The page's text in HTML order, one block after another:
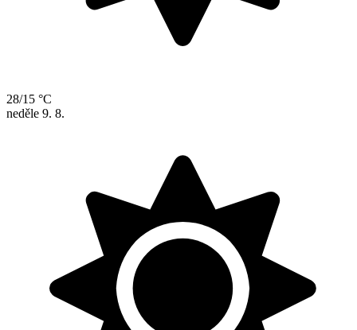
28/15 °C
neděle 9. 8.